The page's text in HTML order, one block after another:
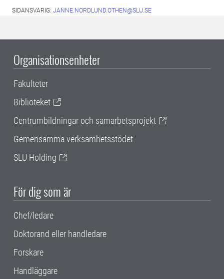
SIDANSVARIG: JANNE.NORDLUND.OTHEN@SLU.SE
Organisationsenheter
Fakulteter
Biblioteket
Centrumbildningar och samarbetsprojekt
Gemensamma verksamhetsstödet
SLU Holding
För dig som är
Chef/ledare
Doktorand eller handledare
Forskare
Handläggare